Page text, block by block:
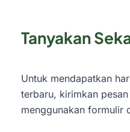
Tanyakan
Untuk mendapatkan
terbaru, kirimkan
menggunakan formulir